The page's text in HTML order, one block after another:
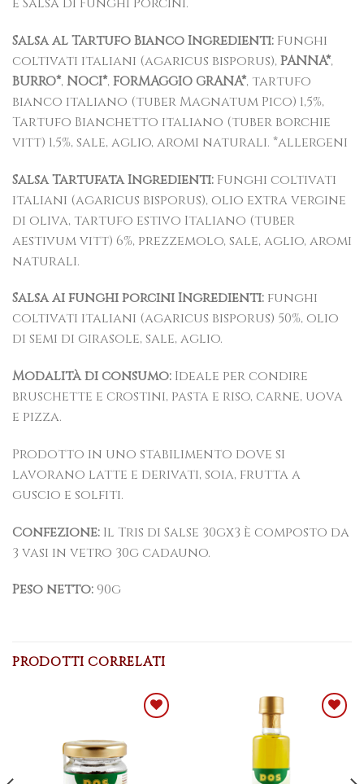
Salsa al Tartufo Bianco Ingredienti: Funghi
coltivati italiani (agaricus bisporus),PANNA*,
BURRO*,NOCI*,FORMAGGIO GRANA*, tartufo
bianco italiano (tuber Magnatum Pico) 1,5%,
Tartufo Bianchetto italiano (tuber borchie
vitt) 1,5%, sale, aglio, aromi naturali. *allergeni
Salsa Tartufata Ingredienti: Funghi coltivati
italiani (agaricus bisporus), olio extra vergine
di oliva, tartufo estivo Italiano (tuber
aestivum vitt) 6%, prezzemolo, sale, aglio, aromi
naturali.
Salsa ai funghi porcini Ingredienti: funghi
coltivati italiani (agaricus bisporus) 50%, olio
di semi di girasole, sale, aglio.
Modalità di consumo: Ideale per condire
bruschette e crostini, pasta e riso, carne, uova
e pizza.
Prodotto in uno stabilimento dove si
lavorano latte e derivati, soia, frutta a
guscio e solfiti.
Confezione: Il Tris di Salse 30gx3 è composto da
3 vasi in vetro 30g cadauno.
Peso netto: 90g
PRODOTTI CORRELATI
Aggiungi
lista dei